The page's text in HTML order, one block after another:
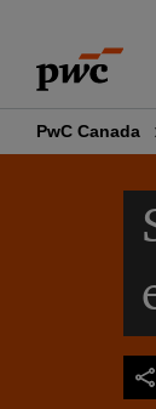
content
footer
PwC Canada